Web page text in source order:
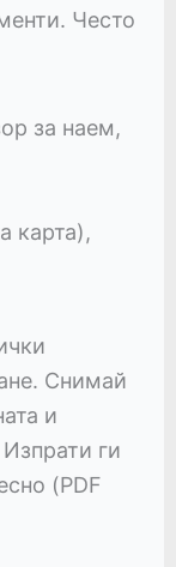
Често
за наем,
карта),
Снимай
и
ги
(PDF